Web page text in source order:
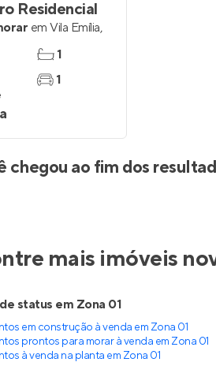
Residencial
em Vila Emília,
1
1
chegou ao fim dos
mais imóveis
status em Zona 01
em construção à venda em Zona 01
prontos para morar à venda em Zona 01
à venda na planta em Zona 01